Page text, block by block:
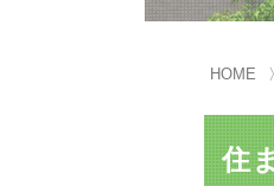
買い替えサ
住宅ローン
HOME
住